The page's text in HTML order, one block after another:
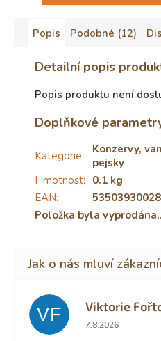
Popis Podobné (12)
Detailní popis
Popis produktu není
Doplňkové
Kategorie:
Konzervy,
pejsky
Hmotnost: 0.1 kg
EAN:
Položka byla
VF Viktorie
Hodnocení
7.8.2026